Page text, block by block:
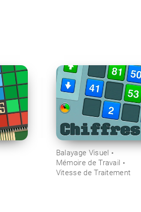
Balayage Visuel
Mémoire de Travail
Vitesse de Traitement